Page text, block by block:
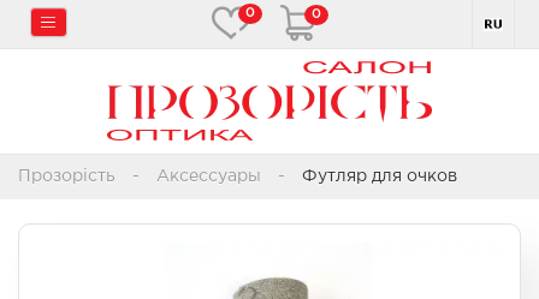
0 0
Прозорість Аксессуары Футляр для очков